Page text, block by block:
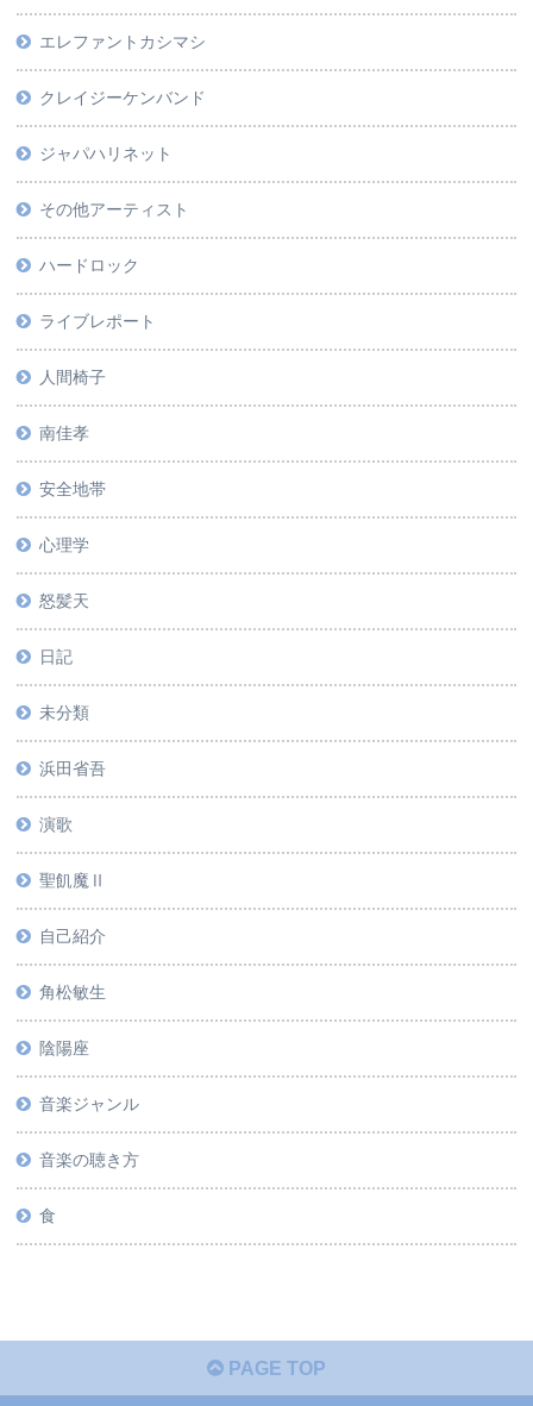
エレファントカシマシ
クレイジーケンバンド
ジャパハリネット
その他アーティスト
ハードロック
ライブレポート
人間椅子
南佳孝
安全地帯
心理学
怒髪天
日記
未分類
浜田省吾
演歌
聖飢魔Ⅱ
自己紹介
角松敏生
陰陽座
音楽ジャンル
音楽の聴き方
食
PAGE TOP